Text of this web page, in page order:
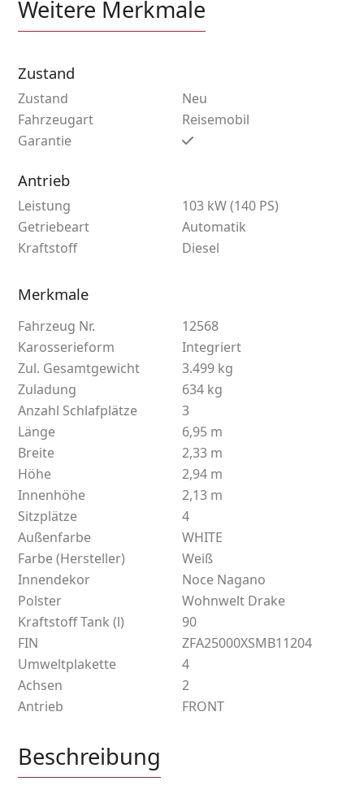
Weitere Merkmale
Zustand
Zustand
Neu
Fahrzeugart
Reisemobil
Garantie
Antrieb
Leistung
103 kW (140 PS)
Getriebeart
Automatik
Kraftstoff
Diesel
Merkmale
Fahrzeug Nr.
12568
Karosserieform
Integriert
Zul. Gesamtgewicht
3.499 kg
Zuladung
634 kg
Anzahl Schlafplätze
3
Länge
6,95 m
Breite
2,33 m
Höhe
2,94 m
Innenhöhe
2,13 m
Sitzplätze
4
Außenfarbe
WHITE
Farbe (Hersteller)
Weiß
Innendekor
Noce Nagano
Polster
Wohnwelt Drake
Kraftstoff Tank (l)
90
FIN
ZFA25000XSMB11204
Umweltplakette
4
Achsen
2
Antrieb
FRONT
Beschreibung